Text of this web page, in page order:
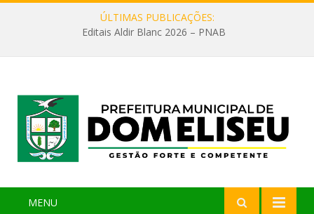
ÚLTIMAS PUBLICAÇÕES:
Editais Aldir Blanc 2026 – PNAB
MENU